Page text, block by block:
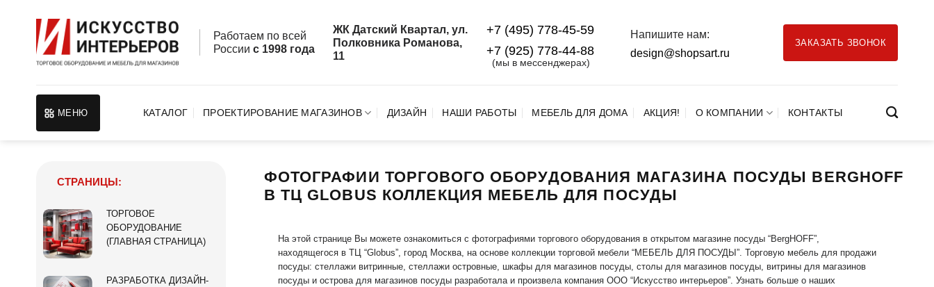
Работаем по всей
России с 1998 года
ЖК Датский Квартал, ул.
Полковника Романова,
11
+7 (495) 778-45-59
+7 (925) 778‑44‑88
(мы в мессенджерах)
Напишите нам:
design@shopsart.ru
ЗАКАЗАТЬ ЗВОНОК
МЕНЮ КАТАЛОГ ПРОЕКТИРОВАНИЕ МАГАЗИНОВ ДИЗАЙН НАШИ РАБОТЫ МЕБЕЛЬ ДЛЯ ДОМА АКЦИЯ! О КОМПАНИИ КОНТАКТЫ
ФОТОГРАФИИ ТОРГОВОГО ОБОРУДОВАНИЯ МАГАЗИНА ПОСУДЫ BERGHOFF
В ТЦ GLOBUS КОЛЛЕКЦИЯ МЕБЕЛЬ ДЛЯ ПОСУДЫ
На этой странице Вы можете ознакомиться с фотографиями торгового оборудования в открытом магазине посуды “BergHOFF”,
находящегося в ТЦ “Globus”, город Москва, на основе коллекции торговой мебели “МЕБЕЛЬ ДЛЯ ПОСУДЫ”. Торговую мебель для продажи
посуды: стеллажи витринные, стеллажи островные, шкафы для магазинов посуды, столы для магазинов посуды, витрины для магазинов
посуды и острова для магазинов посуды разработала и произвела компания ООО “Искусство интерьеров”. Узнать больше о наших
СТРАНИЦЫ:
ТОРГОВОЕ
ОБОРУДОВАНИЕ
(ГЛАВНАЯ СТРАНИЦА)
РАЗРАБОТКА ДИЗАЙН-